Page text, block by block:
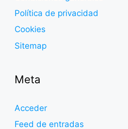
Política de privacidad
Cookies
Sitemap
Meta
Acceder
Feed de entradas